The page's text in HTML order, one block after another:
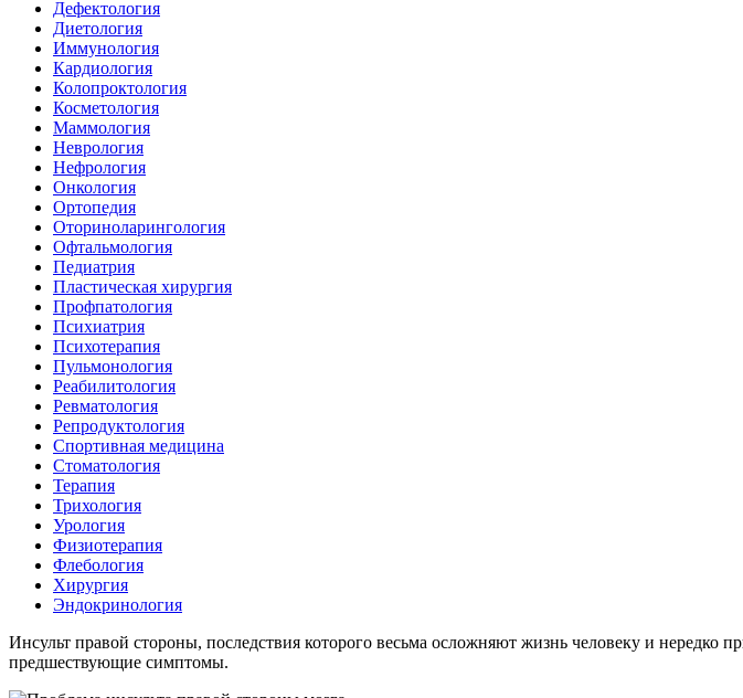
Дефектология
Диетология
Иммунология
Кардиология
Колопроктология
Косметология
Маммология
Неврология
Нефрология
Онкология
Ортопедия
Оториноларингология
Офтальмология
Педиатрия
Пластическая хирургия
Профпатология
Психиатрия
Психотерапия
Пульмонология
Реабилитология
Ревматология
Репродуктология
Спортивная медицина
Стоматология
Терапия
Трихология
Урология
Физиотерапия
Флебология
Хирургия
Эндокринология
Инсульт правой стороны, последствия которого весьма осложняют жизнь человеку и нередко
предшествующие симптомы.